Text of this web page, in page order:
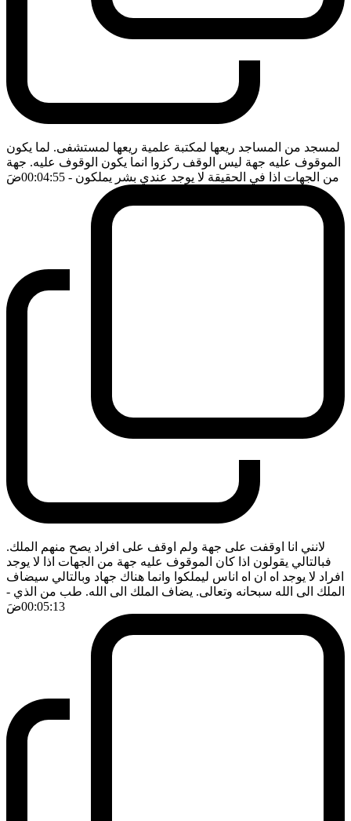
لمسجد من المساجد ريعها لمكتبة علمية ريعها لمستشفى. لما يكون
الموقوف عليه جهة ليس الوقف ركزوا انما يكون الوقوف عليه. جهة
من الجهات اذا في الحقيقة لا يوجد عندي بشر يملكون - 00:04:55 ضَ
لانني انا اوقفت على جهة ولم اوقف على افراد يصح منهم الملك.
فبالتالي يقولون اذا كان الموقوف عليه جهة من الجهات اذا لا يوجد
افراد لا يوجد اه ان اه اناس ليملكوا وانما هناك جهاد وبالتالي سيضاف
الملك الى الله سبحانه وتعالى. يضاف الملك الى الله. طب من الذي -
00:05:13ضَ